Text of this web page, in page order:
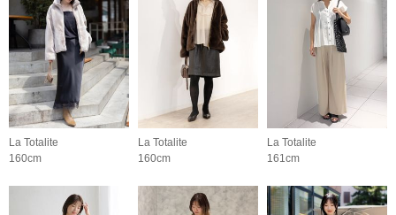
La Totalite
160cm
La Totalite
160cm
La Totalite
161cm